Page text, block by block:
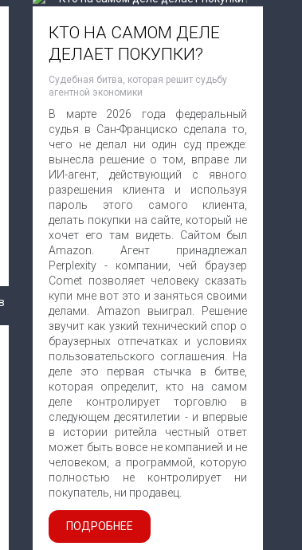
КТО НА САМОМ ДЕЛЕ
ДЕЛАЕТ ПОКУПКИ?
Судебная битва, которая решит судьбу
агентной экономики
В марте 2026 года федеральный
судья в Сан-Франциско сделала то,
чего не делал ни один суд прежде:
вынесла решение о том, вправе ли
ИИ-агент, действующий с явного
разрешения клиента и используя
пароль этого самого клиента,
делать покупки на сайте, который не
хочет его там видеть. Сайтом был
Amazon. Агент принадлежал
Perplexity - компании, чей браузер
Comet позволяет человеку сказать
купи мне вот это и заняться своими
делами. Amazon выиграл. Решение
звучит как узкий технический спор о
браузерных отпечатках и условиях
пользовательского соглашения. На
деле это первая стычка в битве,
которая определит, кто на самом
деле контролирует торговлю в
следующем десятилетии - и впервые
в истории ритейла честный ответ
может быть вовсе не компанией и не
человеком, а программой, которую
полностью не контролирует ни
покупатель, ни продавец.
ПОДРОБНЕЕ